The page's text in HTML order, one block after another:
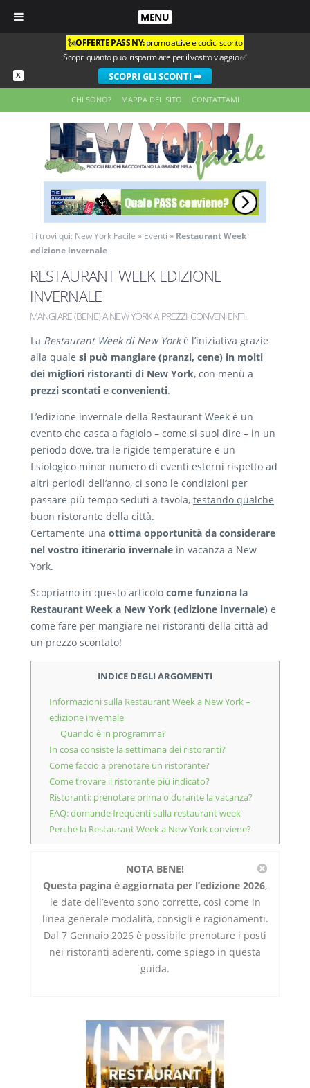
MENU
X
🗽OFFERTE PASS NY:promo attive e codici sconto
Scopri quanto puoi risparmiare per il vostro viaggio ✅
SCOPRI GLI SCONTI ➡
CHI SONO? MAPPA DEL SITO CONTATTAMI
Ti trovi qui: New York Facile » Eventi » Restaurant Week
edizione invernale
RESTAURANT WEEK EDIZIONE
INVERNALE
MANGIARE (BENE) A NEW YORK A PREZZI CONVENIENTI.
La Restaurant Week di New Yorkè l’iniziativa grazie
alla quale si può mangiare (pranzi, cene) in molti
dei migliori ristoranti di New York, con menù a
prezzi scontati e convenienti.
L’edizione invernale della Restaurant Week è un
evento che casca a fagiolo – come si suol dire – in un
periodo dove, tra le rigide temperature e un
fisiologico minor numero di eventi esterni rispetto ad
altri periodi dell’anno, ci sono le condizioni per
passare più tempo seduti a tavola, testando qualche
buon ristorante della città.
Certamente una ottima opportunità da considerare
nel vostro itinerario invernale in vacanza a New
York.
Scopriamo in questo articolo come funziona la
Restaurant Week a New York (edizione invernale) e
come fare per mangiare nei ristoranti della città ad
un prezzo scontato!
INDICE DEGLI ARGOMENTI
Informazioni sulla Restaurant Week a New York –
edizione invernale
Quando è in programma?
In cosa consiste la settimana dei ristoranti?
Come faccio a prenotare un ristorante?
Come trovare il ristorante più indicato?
Ristoranti: prenotare prima o durante la vacanza?
FAQ: domande frequenti sulla restaurant week
Perchè la Restaurant Week a New York conviene?
NOTA BENE!
Questa pagina è aggiornata per l’edizione 2026,
le date dell’evento sono corrette, così come in
linea generale modalità, consigli e ragionamenti.
Dal 7 Gennaio 2026 è possibile prenotare i posti
nei ristoranti aderenti, come spiego in questa
guida.